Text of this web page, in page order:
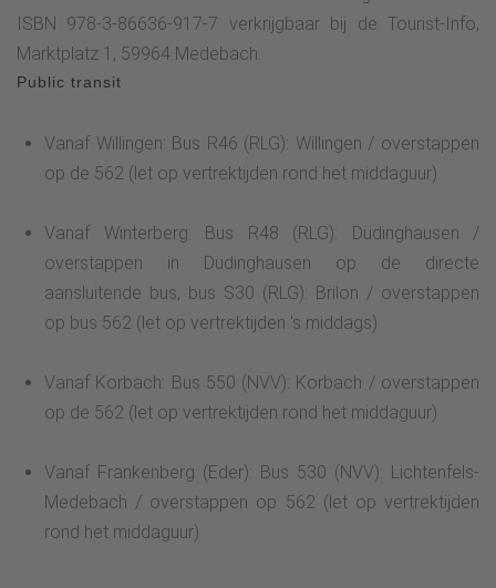
ISBN 978-3-86636-917-7 verkrijgbaar bij de Tourist-Info,
Marktplatz 1, 59964 Medebach.
Public transit
Vanaf Willingen: Bus R46 (RLG): Willingen / overstappen
op de 562 (let op vertrektijden rond het middaguur)
Vanaf Winterberg: Bus R48 (RLG): Düdinghausen /
overstappen in Düdinghausen op de directe
aansluitende bus, bus S30 (RLG): Brilon / overstappen
op bus 562 (let op vertrektijden 's middags)
Vanaf Korbach: Bus 550 (NVV): Korbach / overstappen
op de 562 (let op vertrektijden rond het middaguur)
Vanaf Frankenberg (Eder): Bus 530 (NVV): Lichtenfels-
Medebach / overstappen op 562 (let op vertrektijden
rond het middaguur)